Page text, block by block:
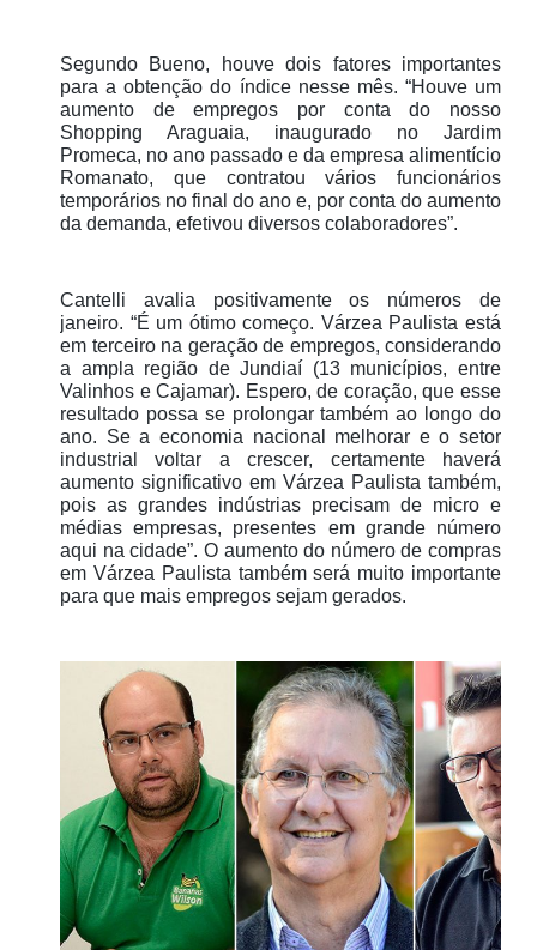
Segundo Bueno, houve dois fatores importantes
para a obtenção do índice nesse mês. “Houve um
aumento de empregos por conta do nosso
Shopping Araguaia, inaugurado no Jardim
Promeca, no ano passado e da empresa alimentício
Romanato, que contratou vários funcionários
temporários no final do ano e, por conta do aumento
da demanda, efetivou diversos colaboradores”.
Cantelli avalia positivamente os números de
janeiro. “É um ótimo começo. Várzea Paulista está
em terceiro na geração de empregos, considerando
a ampla região de Jundiaí (13 municípios, entre
Valinhos e Cajamar). Espero, de coração, que esse
resultado possa se prolongar também ao longo do
ano. Se a economia nacional melhorar e o setor
industrial voltar a crescer, certamente haverá
aumento significativo em Várzea Paulista também,
pois as grandes indústrias precisam de micro e
médias empresas, presentes em grande número
aqui na cidade”. O aumento do número de compras
em Várzea Paulista também será muito importante
para que mais empregos sejam gerados.